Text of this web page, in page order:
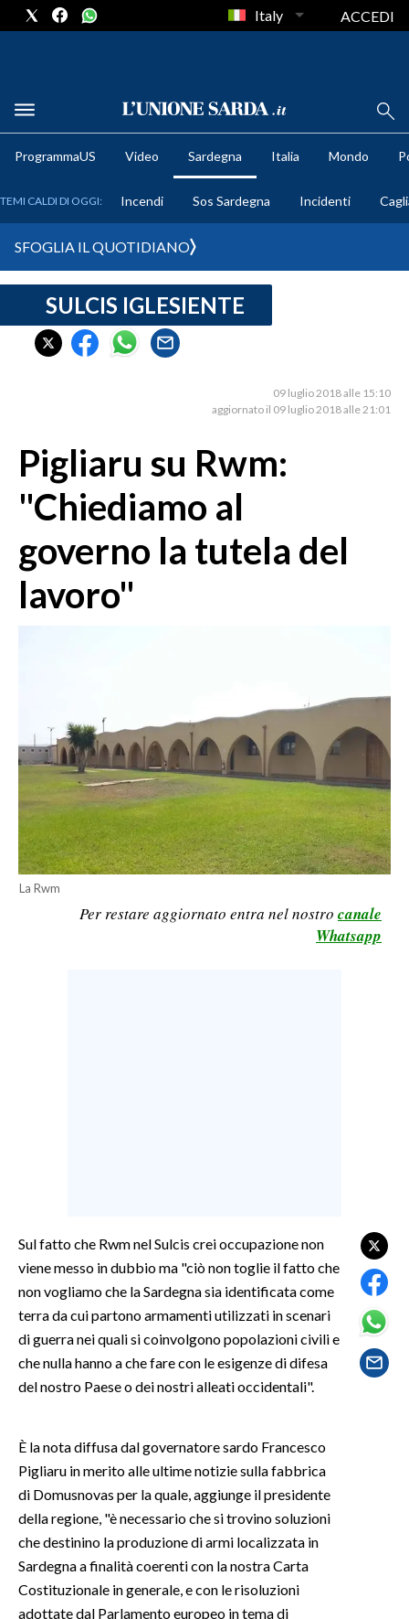
METEO
CRONACA SARDEGNA
CAGLIARI
SASSARI E PROVINCIA
GALLURA
OGLIASTRA
AGENDA
CRONACA
POLITICA
ECONOMIA
SERVIZI ALLE IMPRESE
LAVORO
BANDI
SPORT IN SARDEGNA
SPETTACOLI
GOSSIP
SALUTE
SARDI NEL MONDO
NOTIZIE
EVENTI
#CARAUNIONE
3 MINUTI CON
Italy ACCEDI
ProgrammaUS Video Sardegna Italia Mondo
TEMI CALDI DI OGGI: Incendi Sos Sardegna Incidenti
SFOGLIA IL QUOTIDIANO
SULCIS IGLESIENTE
09 luglio 2018 alle 15:10
aggiornato il 09 luglio 2018 alle 21:01
Pigliaru su Rwm:
"Chiediamo al
governo la tutela del
lavoro"
La Rwm
Per restare aggiornato entra nel nostro canale
Whatsapp
Sul fatto che Rwm nel Sulcis crei occupazione non
viene messo in dubbio ma "ciò non toglie il fatto che
non vogliamo che la Sardegna sia identificata come
terra da cui partono armamenti utilizzati in scenari
di guerra nei quali si coinvolgono popolazioni civili e
che nulla hanno a che fare con le esigenze di difesa
del nostro Paese o dei nostri alleati occidentali".
È la nota diffusa dal governatore sardo Francesco
Pigliaru in merito alle ultime notizie sulla fabbrica
di Domusnovas per la quale, aggiunge il presidente
della regione, "è necessario che si trovino soluzioni
che destinino la produzione di armi localizzata in
Sardegna a finalità coerenti con la nostra Carta
Costituzionale in generale, e con le risoluzioni
adottate dal Parlamento europeo in tema di